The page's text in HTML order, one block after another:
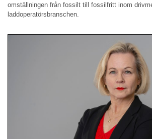
omställningen från fossilt till fossilfritt inom
laddoperatörsbranschen.